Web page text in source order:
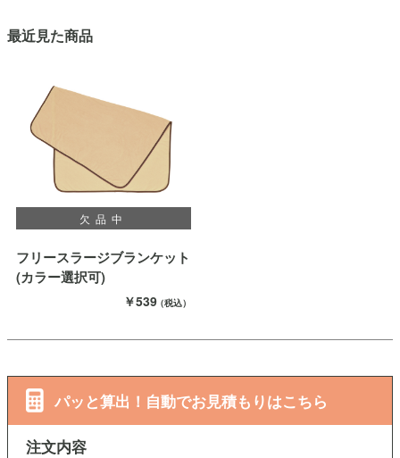
最近見た商品
欠品中
フリースラージブランケット
(カラー選択可)
￥539（税込）
パッと算出！自動でお見積もりはこちら
注文内容